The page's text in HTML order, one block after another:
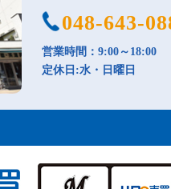
048-643-
営業時間：9:00～18:00
定休日:水・日曜日